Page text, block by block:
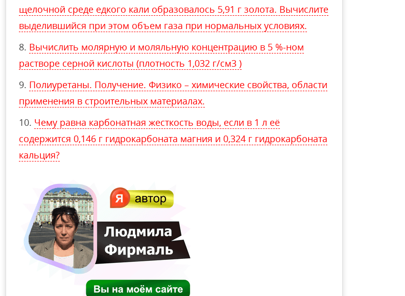
щелочной среде едкого кали образовалось 5,91 г золота. Вычислите
выделившийся при этом объем газа при нормальных условиях.
Вычислить молярную и моляльную концентрацию в 5 %-ном
растворе серной кислоты (плотность 1,032 г/см3 )
Полиуретаны. Получение. Физико – химические свойства, области
применения в строительных материалах.
Чему равна карбонатная жесткость воды, если в 1 л её
содержится 0,146 г гидрокарбоната магния и 0,324 г гидрокарбоната
кальция?